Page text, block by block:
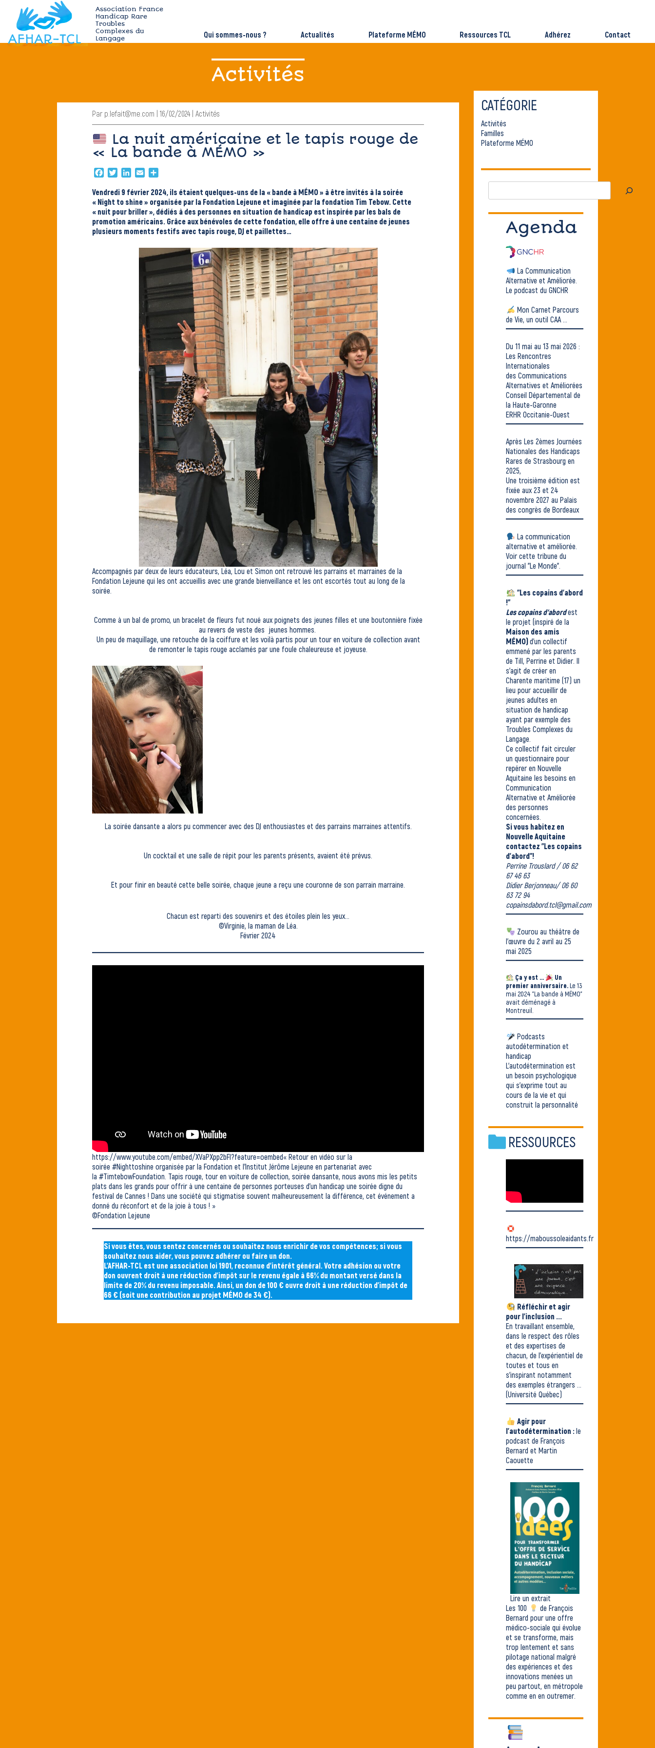
content
afhar-
tcl
Association France
Handicap Rare
Troubles
Complexes du
Langage
Qui sommes-nous ? Actualités Plateforme MÉMO Ressources TCL Adhérez Contact
Activités
Par p.lefait@me.com | 16/02/2024 | Activités
La nuit américaine et le tapis rouge de
« La bande à MÉMO »
FacebookTwitterLinkedIn
Email
Vendredi 9 février 2024, ils étaient quelques-uns de la « bande à MÉMO » à être invités à la soirée
« Night to shine » organisée par la Fondation Lejeune et imaginée par la fondation Tim Tebow. Cette
« nuit pour briller », dédiés à des personnes en situation de handicap est inspirée par les bals de
promotion américains. Grâce aux bénévoles de cette fondation, elle offre à une centaine de jeunes
plusieurs moments festifs avec tapis rouge, DJ et paillettes…
Accompagnés par deux de leurs éducateurs, Léa, Lou et Simon ont retrouvé les parrains et marraines de la
Fondation Lejeune qui les ont accueillis avec une grande bienveillance et les ont escortés tout au long de la
soirée.
Comme à un bal de promo, un bracelet de fleurs fut noué aux poignets des jeunes filles et une boutonnière fixée
au revers de veste des jeunes hommes.
Un peu de maquillage, une retouche de la coiffure et les voilà partis pour un tour en voiture de collection avant
de remonter le tapis rouge acclamés par une foule chaleureuse et joyeuse.
La soirée dansante a alors pu commencer avec des DJ enthousiastes et des parrains marraines attentifs.
Un cocktail et une salle de répit pour les parents présents, avaient été prévus.
Et pour finir en beauté cette belle soirée, chaque jeune a reçu une couronne de son parrain marraine.
Chacun est reparti des souvenirs et des étoiles plein les yeux…
©Virginie, la maman de Léa.
Février 2024
https://www.youtube.com/embed/XVaPXpp2bFI?feature=oembed« Retour en vidéo sur la
soirée #Nighttoshine organisée par la Fondation et l’Institut Jérôme Lejeune en partenariat avec
la #TimtebowFoundation. Tapis rouge, tour en voiture de collection, soirée dansante, nous avons mis les petits
plats dans les grands pour offrir à une centaine de personnes porteuses d’un handicap une soirée digne du
festival de Cannes ! Dans une société qui stigmatise souvent malheureusement la différence, cet événement a
donné du réconfort et de la joie à tous ! »
©Fondation Lejeune
Si vous êtes, vous sentez concernés ou souhaitez nous enrichir de vos compétences; si vous
souhaitez nous aider, vous pouvez adhérer ou faire un don.
L’AFHAR-TCL est une association loi 1901, reconnue d’intérêt général. Votre adhésion ou votre
don ouvrent droit à une réduction d’impôt sur le revenu égale à 66% du montant versé dans la
limite de 20% du revenu imposable. Ainsi, un don de 100 € ouvre droit à une réduction d’impôt de
66 € (soit une contribution au projet MÉMO de 34 €).
CATÉGORIE
Activités
Familles
Plateforme MÉMO
Agenda
La Communication
Alternative et Améliorée.
Le podcast du GNCHR
Mon Carnet Parcours
de Vie, un outil CAA ...
Du 11 mai au 13 mai 2026 :
Les Rencontres
Internationales
des Communications
Alternatives et Améliorées
Conseil Départemental de
la Haute-Garonne
ERHR Occitanie-Ouest
AprèsLes 2èmes Journées
Nationales des Handicaps
Rares de Strasbourg en
2025,
Une troisième édition est
fixée aux 23 et 24
novembre 2027 au Palais
des congrès de Bordeaux
La communication
alternative et améliorée.
Voircette tribune du
journal "Le Monde".
"Les copains d'abord
!"
Les copains d’abordest
le projet (inspiré de la
Maison des amis
MÉMO)d'un collectif
emmené par les parents
de Till, Perrine et Didier. Il
s'agit de créer en
Charente maritime (17) un
lieu pour accueillir de
jeunes adultes en
situation de handicap
ayant par exemple des
Troubles Complexes du
Langage.
Ce collectif fait circuler
un questionnaire pour
repérer en Nouvelle
Aquitaine les besoins en
Communication
Alternative et Améliorée
des personnes
concernées.
Si vous habitez en
Nouvelle Aquitaine
contactez "Les copains
d'abord"!
Perrine Trouslard / 06 62
67 46 63
Didier Berjonneau/ 06 60
63 72 94
copainsdabord.tcl@gmail.com
Zourou au théâtre de
l'œuvre du 2 avril au 25
mai 2025
Ça y est ...
Un
premier anniversaire.Le 13
mai 2024"La bande à MÉMO"
avait déménagé à
Montreuil.
Podcasts
autodétermination et
handicap
L’autodétermination est
un besoin psychologique
qui s’exprime tout au
cours de la vie et qui
construit la personnalité
RESSOURCES
https://maboussoleaidants.fr
Réfléchir et agir
pour l'inclusion ...
En travaillant ensemble,
dans le respect des rôles
et des expertises de
chacun, de l'expérientiel de
toutes et tous en
s'inspirant notamment
des exemples étrangers ...
(Université Québec)
Agir pour
l'autodétermination :le
podcast de François
Bernard et Martin
Caouette
Lire un extrait
Les 100
de François
Bernard pour une offre
médico-sociale qui évolue
et se transforme, mais
trop lentement et sans
pilotage national malgré
des expériences et des
innovations menées un
peu partout, en métropole
comme en en outremer.